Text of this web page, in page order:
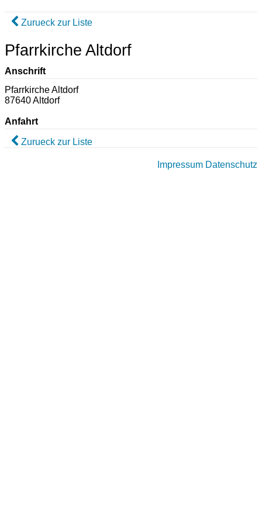
Zurueck zur Liste
Pfarrkirche Altdorf
Anschrift
Pfarrkirche Altdorf
87640 Altdorf
Anfahrt
Zurueck zur Liste
Impressum Datenschutz